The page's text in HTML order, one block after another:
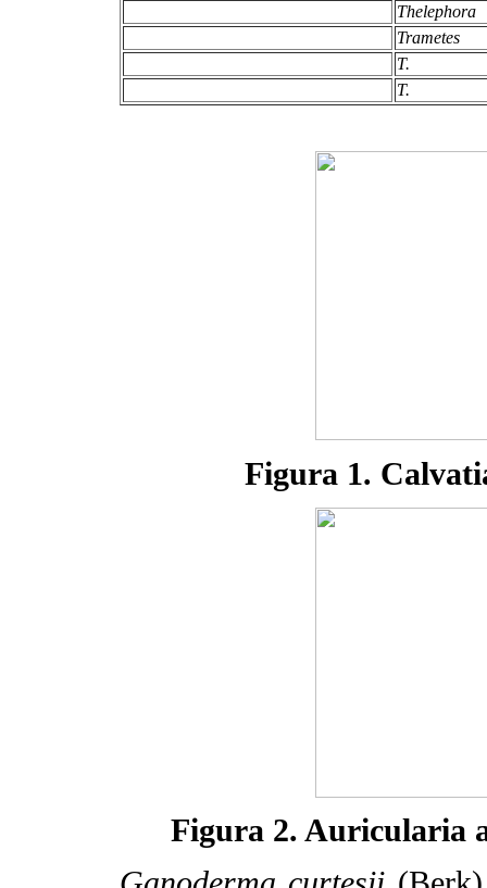
Thelephora
Trametes
T.
T.
Figura 1.
Figura 2. Auricularia